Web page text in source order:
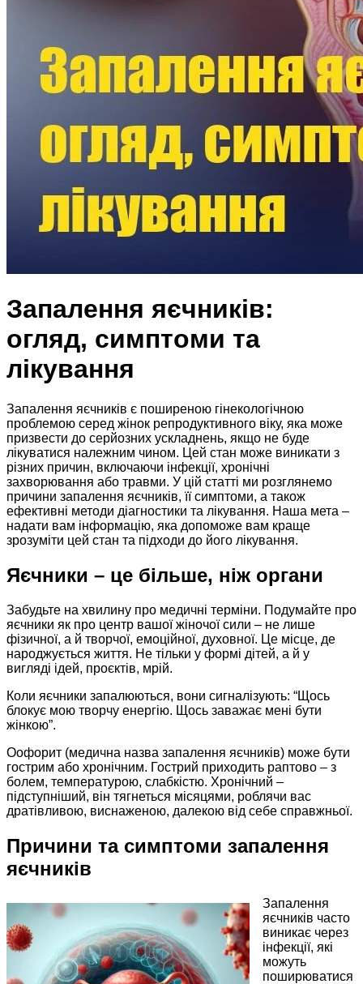
Запалення яєчників:
огляд, симптоми та
лікування
Запалення яєчників є поширеною гінекологічною
проблемою серед жінок репродуктивного віку, яка може
призвести до серйозних ускладнень, якщо не буде
лікуватися належним чином. Цей стан може виникати з
різних причин, включаючи інфекції, хронічні
захворювання або травми. У цій статті ми розглянемо
причини запалення яєчників, її симптоми, а також
ефективні методи діагностики та лікування. Наша мета –
надати вам інформацію, яка допоможе вам краще
зрозуміти цей стан та підходи до його лікування.
Яєчники – це більше, ніж органи
Забудьте на хвилину про медичні терміни. Подумайте про
яєчники як про центр вашої жіночої сили – не лише
фізичної, а й творчої, емоційної, духовної. Це місце, де
народжується життя. Не тільки у формі дітей, а й у
вигляді ідей, проєктів, мрій.
Коли яєчники запалюються, вони сигналізують: “Щось
блокує мою творчу енергію. Щось заважає мені бути
жінкою”.
Оофорит (медична назва запалення яєчників) може бути
гострим або хронічним. Гострий приходить раптово – з
болем, температурою, слабкістю. Хронічний –
підступніший, він тягнеться місяцями, роблячи вас
дратівливою, виснаженою, далекою від себе справжньої.
Причини та симптоми запалення
яєчників
Запалення
яєчників часто
виникає через
інфекції, які
можуть
поширюватися